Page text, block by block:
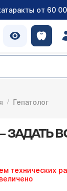
от 60
Гепатолог
ЗАДАТЬ
технических